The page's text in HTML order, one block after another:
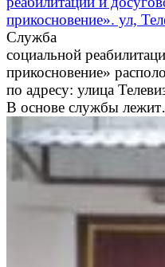
прикосновение». ул,
Служба
социальной
прикосновение»
по адресу: улица
В основе службы